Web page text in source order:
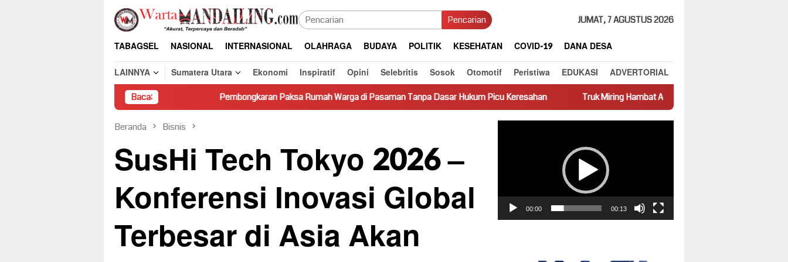
Loncat
konten
Pencarian JUMAT, 7 AGUSTUS 2026
TABAGSEL NASIONAL INTERNASIONAL OLAHRAGA BUDAYA POLITIK KESEHATAN COVID-19
DANA DESA
LAINNYA
Sumatera Utara Ekonomi Inspiratif Opini Selebritis Sosok Otomotif Peristiwa EDUKASI ADVERTORIAL
Baca:Pembongkaran Paksa Rumah Warga di Pasaman Tanpa Dasar Hukum Picu Keresahan Truk Miring Hambat Arus Lalu Lintas di Jalan Panti–Simpang Empat
Beranda Bisnis
SusHi Tech Tokyo 2026 –
Konferensi Inovasi Global
Terbesar di Asia Akan
00:00 00:13